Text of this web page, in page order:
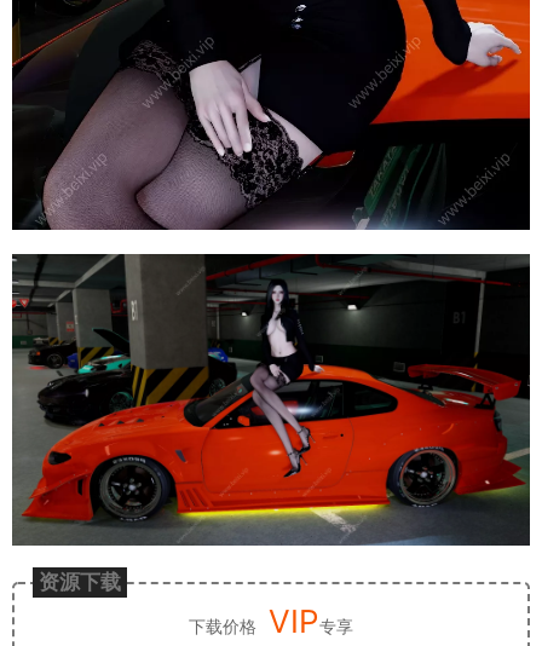
资源下载
下载价格 VIP专享